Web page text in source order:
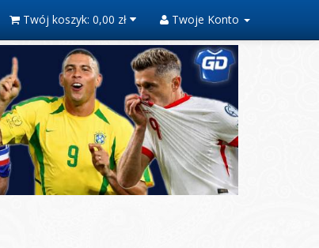
Twój koszyk: 0,00 zł Twoje Konto